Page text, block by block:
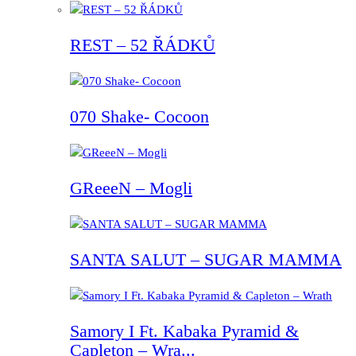
REST – 52 ŘÁDKŮ
070 Shake- Cocoon
GReeeN – Mogli
SANTA SALUT – SUGAR MAMMA
Samory I Ft. Kabaka Pyramid &
Capleton – Wra...